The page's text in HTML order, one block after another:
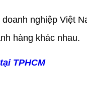
nghiệp Việt
hàng khác nhau.
TPHCM